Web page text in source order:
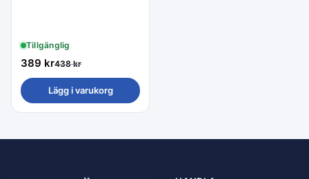
Tillgänglig
389 kr438kr
Lägg i varukorg